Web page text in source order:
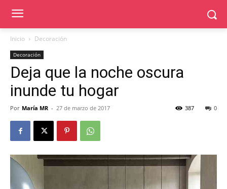
Inicio Decoración
Decoración
Deja que la noche oscura
inunde tu hogar
Por María MR - 27 de marzo de 2017 0
387